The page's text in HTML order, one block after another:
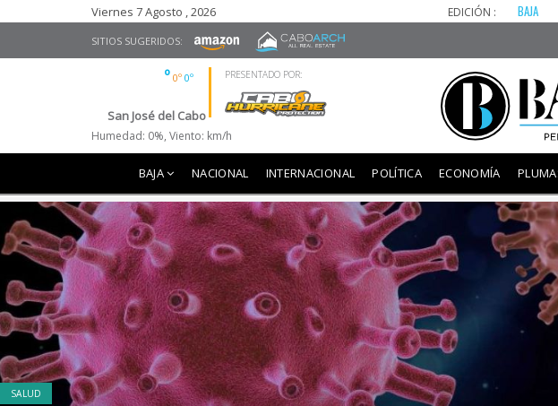
Viernes 7 Agosto , 2026 EDICIÓN : BAJA
SITIOS SUGERIDOS:
0º
San José del Cabo
º 0º 0º
La Paz
º 0º
Mulegé
PRESENTADO POR:
Humedad: 0%, Viento: km/h
BAJA NACIONAL INTERNACIONAL POLÍTICA ECONOMÍA
SALUD